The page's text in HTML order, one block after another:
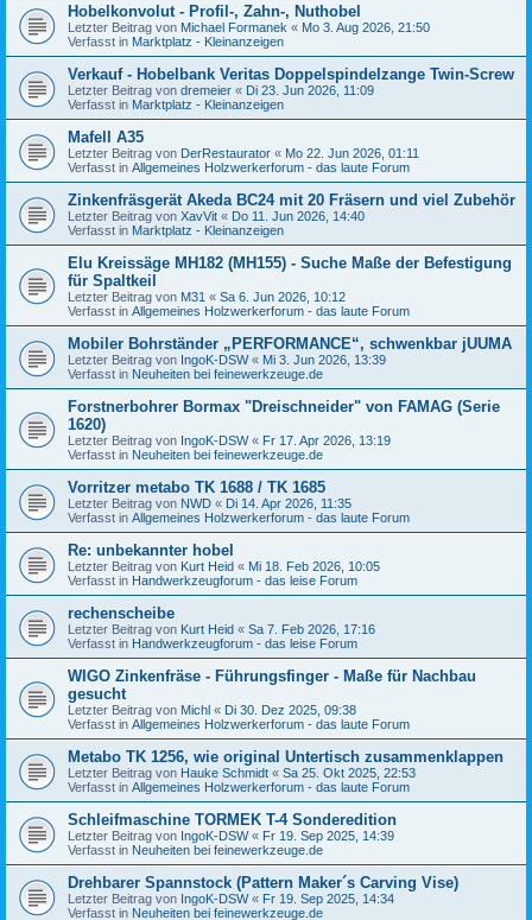
Hobelkonvolut - Profil-, Zahn-, Nuthobel
Letzter Beitrag von Michael Formanek « Mo 3. Aug 2026, 21:50
Verfasst in Marktplatz - Kleinanzeigen
Verkauf - Hobelbank Veritas Doppelspindelzange Twin-Screw
Letzter Beitrag von dremeier « Di 23. Jun 2026, 11:09
Verfasst in Marktplatz - Kleinanzeigen
Mafell A35
Letzter Beitrag von DerRestaurator « Mo 22. Jun 2026, 01:11
Verfasst in Allgemeines Holzwerkerforum - das laute Forum
Zinkenfräsgerät Akeda BC24 mit 20 Fräsern und viel Zubehör
Letzter Beitrag von XavVit « Do 11. Jun 2026, 14:40
Verfasst in Marktplatz - Kleinanzeigen
Elu Kreissäge MH182 (MH155) - Suche Maße der Befestigung
für Spaltkeil
Letzter Beitrag von M31 « Sa 6. Jun 2026, 10:12
Verfasst in Allgemeines Holzwerkerforum - das laute Forum
Mobiler Bohrständer „PERFORMANCE“, schwenkbar jUUMA
Letzter Beitrag von IngoK-DSW« Mi 3. Jun 2026, 13:39
Verfasst in Neuheiten bei feinewerkzeuge.de
Forstnerbohrer Bormax "Dreischneider" von FAMAG (Serie
1620)
Letzter Beitrag von IngoK-DSW« Fr 17. Apr 2026, 13:19
Verfasst in Neuheiten bei feinewerkzeuge.de
Vorritzer metabo TK 1688 / TK 1685
Letzter Beitrag von NWD « Di 14. Apr 2026, 11:35
Verfasst in Allgemeines Holzwerkerforum - das laute Forum
Re: unbekannter hobel
Letzter Beitrag von Kurt Heid « Mi 18. Feb 2026, 10:05
Verfasst in Handwerkzeugforum - das leise Forum
rechenscheibe
Letzter Beitrag von Kurt Heid « Sa 7. Feb 2026, 17:16
Verfasst in Handwerkzeugforum - das leise Forum
WIGO Zinkenfräse - Führungsfinger - Maße für Nachbau
gesucht
Letzter Beitrag von Michl « Di 30. Dez 2025, 09:38
Verfasst in Allgemeines Holzwerkerforum - das laute Forum
Metabo TK 1256, wie original Untertisch zusammenklappen
Letzter Beitrag von Hauke Schmidt « Sa 25. Okt 2025, 22:53
Verfasst in Allgemeines Holzwerkerforum - das laute Forum
Schleifmaschine TORMEK T-4 Sonderedition
Letzter Beitrag von IngoK-DSW« Fr 19. Sep 2025, 14:39
Verfasst in Neuheiten bei feinewerkzeuge.de
Drehbarer Spannstock (Pattern Maker´s Carving Vise)
Letzter Beitrag von IngoK-DSW« Fr 19. Sep 2025, 14:34
Verfasst in Neuheiten bei feinewerkzeuge.de